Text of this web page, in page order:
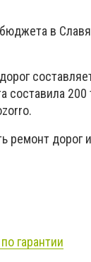
в
составила 200
ремонт дорог
гарантии